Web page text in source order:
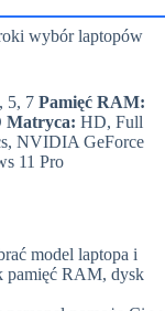
wybór laptopów
5, 7 Pamięć RAM:
Matryca: HD, Full
NVIDIA GeForce
11 Pro
model laptopa i
pamięć RAM, dysk